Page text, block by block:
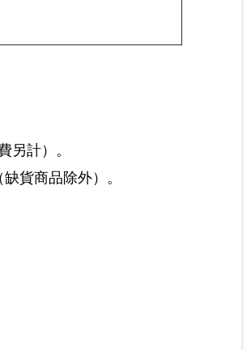
另計）。
貨商品除外）。